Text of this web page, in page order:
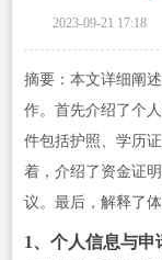
2023-09-21 17:18
摘要：本文详细阐
作。首先介绍了个
件包括护照、学历
着，介绍了资金证
议。最后，解释了
1、个人信息与申